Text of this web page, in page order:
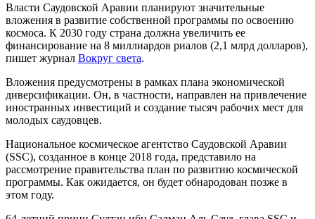
Власти Саудовской Аравии планируют значительные
вложения в развитие собственной программы по освоению
космоса. К 2030 году страна должна увеличить ее
финансирование на 8 миллиардов риалов (2,1 млрд долларов),
пишет журнал Вокруг света.
Вложения предусмотрены в рамках плана экономической
диверсификации. Он, в частности, направлен на привлечение
иностранных инвестиций и создание тысяч рабочих мест для
молодых саудовцев.
Национальное космическое агентство Саудовской Аравии
(SSC), созданное в конце 2018 года, представило на
рассмотрение правительства план по развитию космической
программы. Как ожидается, он будет обнародован позже в
этом году.